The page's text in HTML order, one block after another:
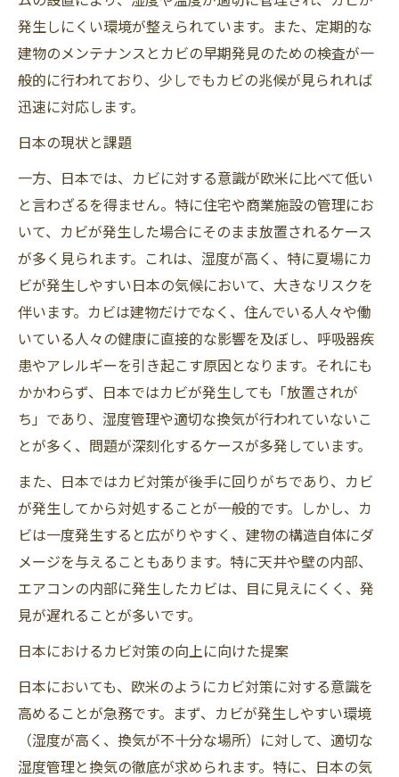
発生しにくい環境が整えられています。また、定期的な
建物のメンテナンスとカビの早期発見のための検査が一
般的に行われており、少しでもカビの兆候が見られれば
迅速に対応します。
日本の現状と課題
一方、日本では、カビに対する意識が欧米に比べて低い
と言わざるを得ません。特に住宅や商業施設の管理にお
いて、カビが発生した場合にそのまま放置されるケース
が多く見られます。これは、湿度が高く、特に夏場にカ
ビが発生しやすい日本の気候において、大きなリスクを
伴います。カビは建物だけでなく、住んでいる人々や働
いている人々の健康に直接的な影響を及ぼし、呼吸器疾
患やアレルギーを引き起こす原因となります。それにも
かかわらず、日本ではカビが発生しても「放置されが
ち」であり、湿度管理や適切な換気が行われていないこ
とが多く、問題が深刻化するケースが多発しています。
また、日本ではカビ対策が後手に回りがちであり、カビ
が発生してから対処することが一般的です。しかし、カ
ビは一度発生すると広がりやすく、建物の構造自体にダ
メージを与えることもあります。特に天井や壁の内部、
エアコンの内部に発生したカビは、目に見えにくく、発
見が遅れることが多いです。
日本におけるカビ対策の向上に向けた提案
日本においても、欧米のようにカビ対策に対する意識を
高めることが急務です。まず、カビが発生しやすい環境
（湿度が高く、換気が不十分な場所）に対して、適切な
湿度管理と換気の徹底が求められます。特に、日本の気